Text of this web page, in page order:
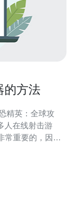
的方法
人在线射击游
常重要的，因为
得更顺畅的游